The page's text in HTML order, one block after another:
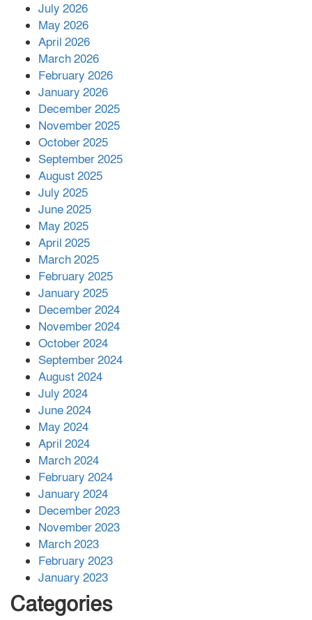
পর ফোন তারেক রহমানের,গ্যাস সঙ্কট
সহায়তা দিলেন সাচিং প্রু জেরী
July 2026
May 2026
April 2026
March 2026
February 2026
January 2026
December 2025
November 2025
October 2025
September 2025
August 2025
July 2025
June 2025
May 2025
April 2025
March 2025
February 2025
January 2025
December 2024
November 2024
October 2024
September 2024
August 2024
July 2024
June 2024
May 2024
April 2024
March 2024
February 2024
January 2024
December 2023
November 2023
March 2023
February 2023
January 2023
Categories